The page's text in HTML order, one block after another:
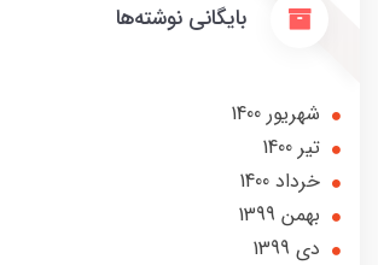
بایگانی نوشته‌ها
شهریور 1400
تير 1400
خرداد 1400
بهمن 1399
دی 1399